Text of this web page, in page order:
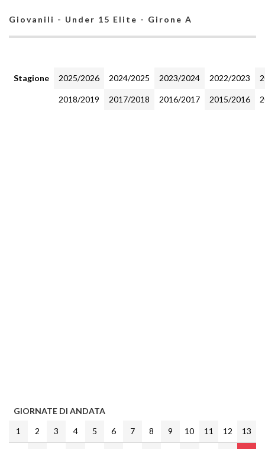
Giovanili - Under 15 Elite - Girone A
Stagione 2025/2026 2024/2025 2023/2024 2022/2023
2018/2019 2017/2018 2016/2017 2015/2016
GIORNATE DI ANDATA
1
2 3 4 5 6 7 8 9 10 11 12 13